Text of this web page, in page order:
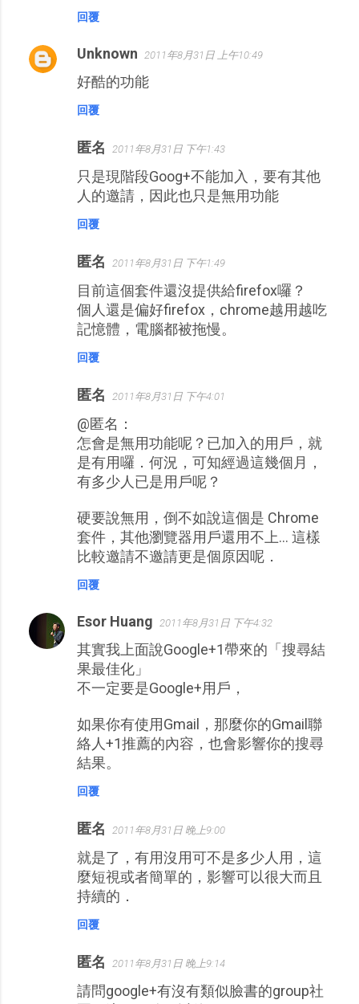
回覆
Unknown 2011年8月31日 上午10:49
好酷的功能
回覆
匿名 2011年8月31日 下午1:43
只是現階段Goog+不能加入，要有其他
人的邀請，因此也只是無用功能
回覆
匿名 2011年8月31日 下午1:49
目前這個套件還沒提供給firefox囉？
個人還是偏好firefox，chrome越用越吃
記憶體，電腦都被拖慢。
回覆
匿名 2011年8月31日 下午4:01
@匿名：
怎會是無用功能呢？已加入的用戶，就
是有用囉．何況，可知經過這幾個月，
有多少人已是用戶呢？
硬要說無用，倒不如說這個是 Chrome
套件，其他瀏覽器用戶還用不上... 這樣
比較邀請不邀請更是個原因呢．
回覆
Esor Huang 2011年8月31日 下午4:32
其實我上面說Google+1帶來的「搜尋結
果最佳化」
不一定要是Google+用戶，
如果你有使用Gmail，那麼你的Gmail聯
絡人+1推薦的內容，也會影響你的搜尋
結果。
回覆
匿名 2011年8月31日 晚上9:00
就是了，有用沒用可不是多少人用，這
麼短視或者簡單的，影響可以很大而且
持續的．
回覆
匿名 2011年8月31日 晚上9:14
請問google+有沒有類似臉書的group社